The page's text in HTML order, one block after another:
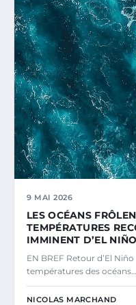
9 MAI 2026
LES OCÉANS
TEMPÉRATURES
IMMINENT D’EL NIÑO
EN BREF Retour d’El
températures des océans…
NICOLAS MARCHAND